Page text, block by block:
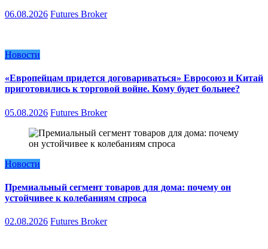
06.08.2026 Futures Broker
Новости
«Европейцам придется договариваться» Евросоюз и Китай
приготовились к торговой войне. Кому будет больнее?
05.08.2026 Futures Broker
Новости
Премиальный сегмент товаров для дома: почему он
устойчивее к колебаниям спроса
02.08.2026 Futures Broker